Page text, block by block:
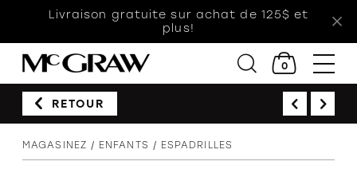
Livraison gratuite sur achat de 125$ et
plus!
0
Femmes
Hommes
RETOUR
MAGASINEZ ENFANTS ESPADRILLES